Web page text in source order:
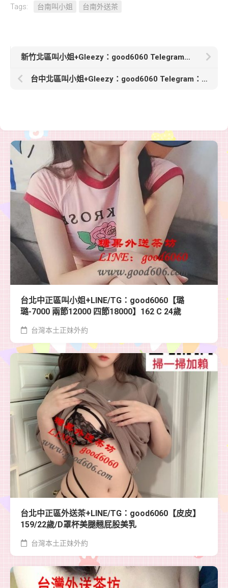
Tags: 台南叫小姐 台南外送茶
新竹北區叫小姐+Gleezy：good6060 Telegram：good6060【甜蜜】163-45-C-22歲她的嘴技和深喉技巧很好
台中北區叫小姐+Gleezy：good6060 Telegram：good6060【夏洛溪】170 D+ 48kg 25歲美腿模特兼職
台北中正區叫小姐+LINE/TG：good6060【璐
璐-7000 兩節12000 四節18000】162 C 24歲
台灣本土正妹外約
台北中正區外送茶+LINE/TG：good6060【皮皮】
159/22歲/D罩杯美腿翹屁股美乳
台灣本土正妹外約